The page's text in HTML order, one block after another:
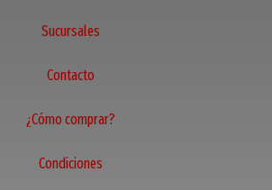
Sucursales
Contacto
¿Cómo comprar?
Condiciones